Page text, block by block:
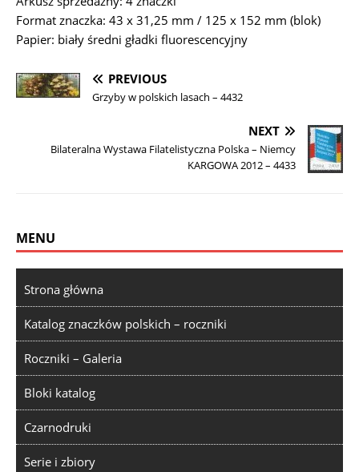
Format znaczka: 43 x 31,25 mm / 125 x 152 mm (blok)
Papier: biały średni gładki fluorescencyjny
PREVIOUS
Grzyby w polskich lasach – 4432
NEXT
Bilateralna Wystawa Filatelistyczna Polska – Niemcy
KARGOWA 2012 – 4433
MENU
Strona główna
Katalog znaczków polskich – roczniki
Roczniki – Galeria
Bloki katalog
Czarnodruki
Serie i zbiory